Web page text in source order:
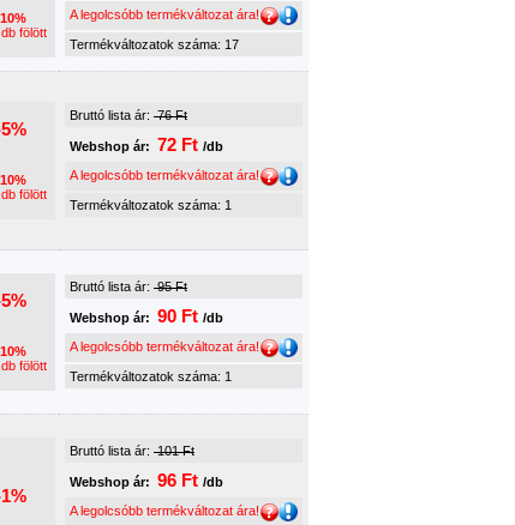
fölött
A legolcsóbb termékváltozat ára!
Termékváltozatok száma: 17
fölött
Bruttó lista ár: 76 Ft
Webshop ár: 72 Ft /db
A legolcsóbb termékváltozat ára!
Termékváltozatok száma: 1
fölött
Bruttó lista ár: 95 Ft
Webshop ár: 90 Ft /db
A legolcsóbb termékváltozat ára!
Termékváltozatok száma: 1
Bruttó lista ár: 101 Ft
Webshop ár: 96 Ft /db
A legolcsóbb termékváltozat ára!